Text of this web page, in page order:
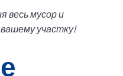
весь мусор и
участку!